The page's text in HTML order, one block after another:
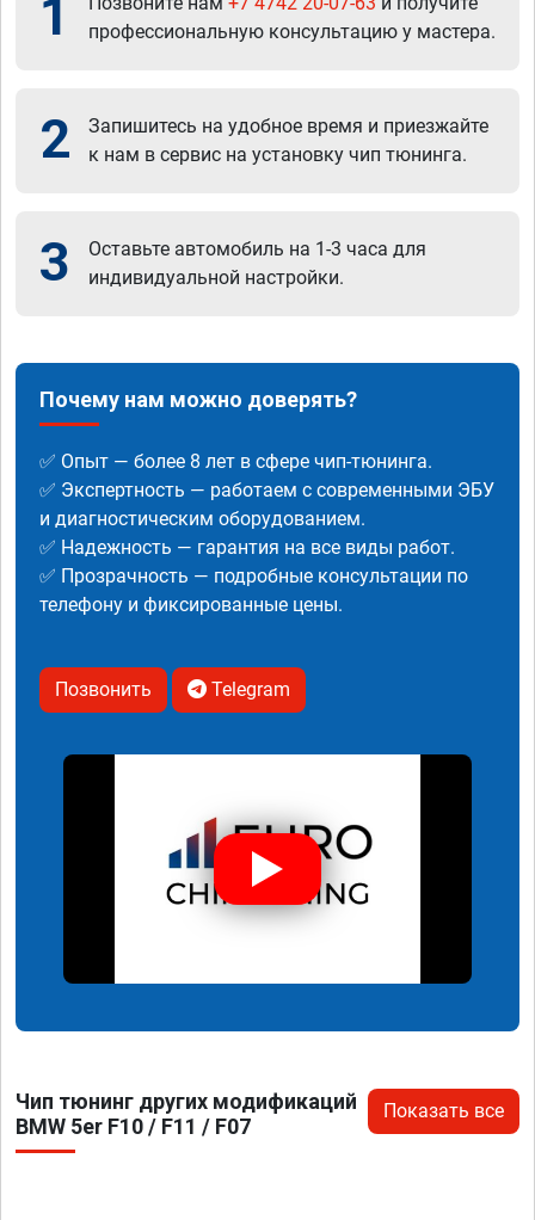
1
профессиональную консультацию у мастера.
2
Запишитесь на удобное время и приезжайте
к нам в сервис на установку чип тюнинга.
3
Оставьте автомобиль на 1-3 часа для
индивидуальной настройки.
Почему нам можно доверять?
✅ Опыт — более 8 лет в сфере чип-тюнинга.
✅ Экспертность — работаем с современными ЭБУ
и диагностическим оборудованием.
✅ Надежность — гарантия на все виды работ.
✅ Прозрачность — подробные консультации по
телефону и фиксированные цены.
Позвонить Telegram
Чип тюнинг других модификаций
BMW 5er F10 / F11 / F07
Показать все